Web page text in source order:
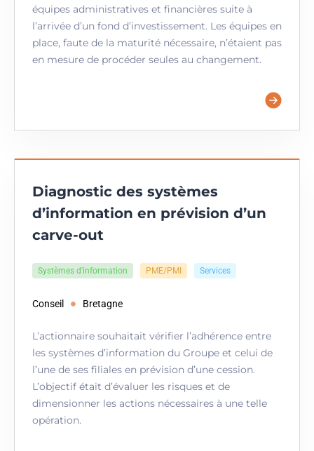
équipes administratives et financières suite à
l’arrivée d’un fond d’investissement. Les équipes en
place, faute de la maturité nécessaire, n’étaient pas
en mesure de procéder seules au changement.
Diagnostic des systèmes
d’information en prévision d’un
carve-out
Systèmes d'information PME/PMI Services
Conseil Bretagne
L’actionnaire souhaitait vérifier l’adhérence entre
les systèmes d’information du Groupe et celui de
l’une de ses filiales en prévision d’une cession.
L’objectif était d’évaluer les risques et de
dimensionner les actions nécessaires à une telle
opération.